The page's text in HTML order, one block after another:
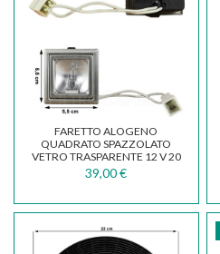
FARETTO ALOGENO
QUADRATO SPAZZOLATO
VETRO TRASPARENTE 12 V 20
W FALMEC ELICA
105040199...
39,00 €